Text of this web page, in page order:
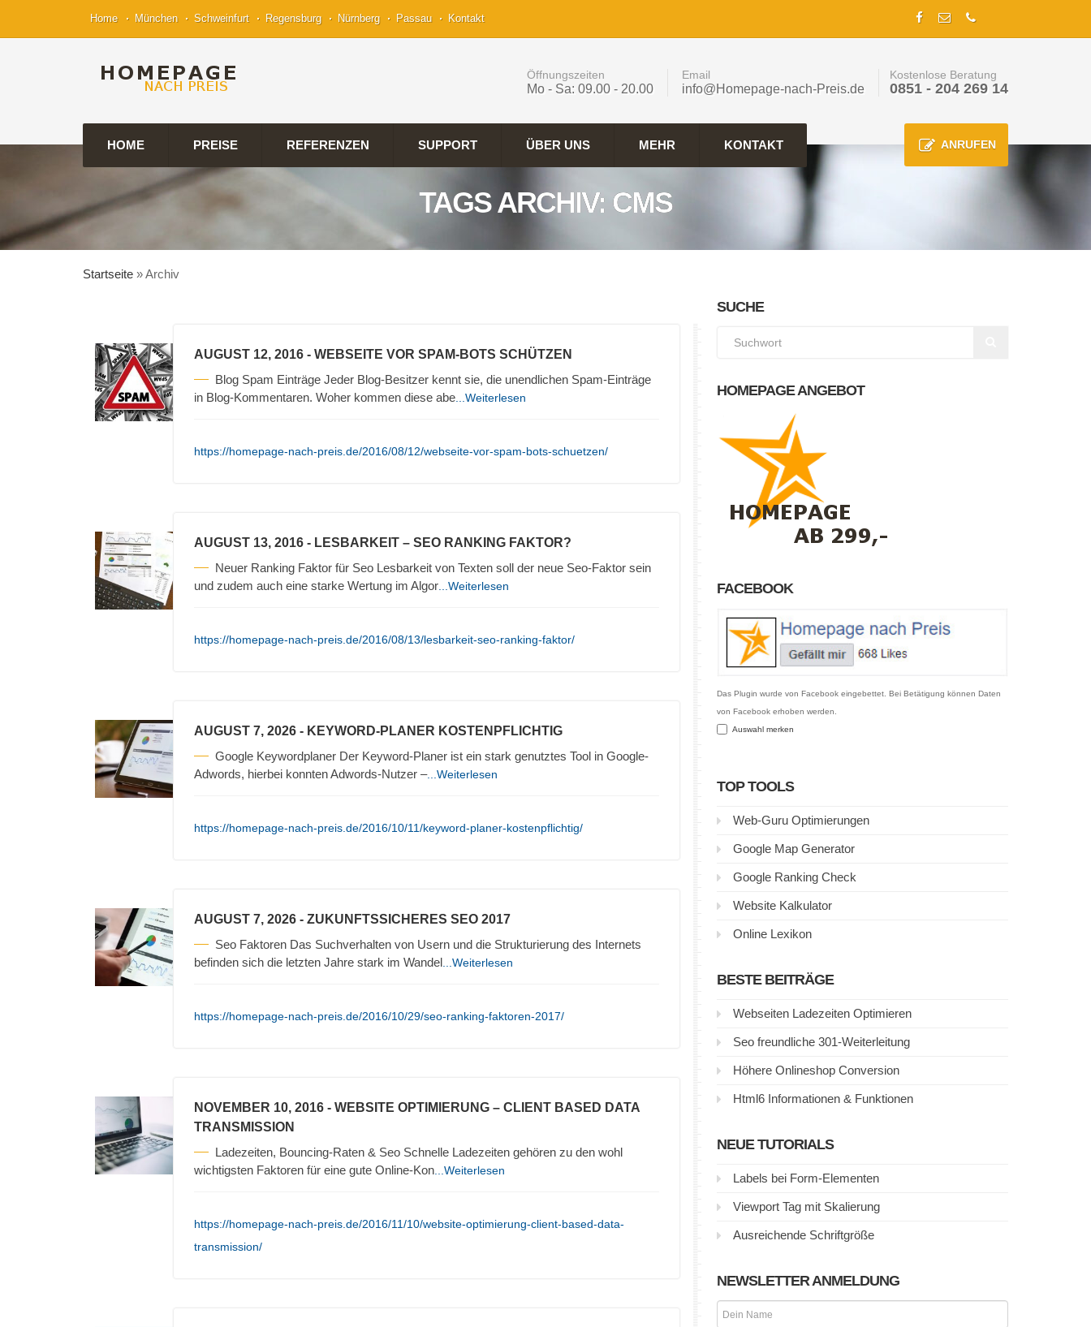
Home München Schweinfurt Regensburg Nürnberg Passau Kontakt
Öffnungszeiten
Mo - Sa: 09.00 - 20.00
Email
info@Homepage-nach-Preis.de
Kostenlose Beratung
0851 - 204 269 14
HOME PREISE REFERENZEN SUPPORT ÜBER UNS MEHR KONTAKT ANRUFEN
TAGS ARCHIV: CMS
Startseite »Archiv
AUGUST 12, 2016 - WEBSEITE VOR SPAM-BOTS SCHÜTZEN
Blog Spam Einträge Jeder Blog-Besitzer kennt sie, die unendlichen Spam-Einträge
in Blog-Kommentaren. Woher kommen diese abe ...Weiterlesen
https://homepage-nach-preis.de/2016/08/12/webseite-vor-spam-bots-schuetzen/
AUGUST 13, 2016 - LESBARKEIT – SEO RANKING FAKTOR?
Neuer Ranking Faktor für Seo Lesbarkeit von Texten soll der neue Seo-Faktor sein
und zudem auch eine starke Wertung im Algor ...Weiterlesen
https://homepage-nach-preis.de/2016/08/13/lesbarkeit-seo-ranking-faktor/
AUGUST 7, 2026 - KEYWORD-PLANER KOSTENPFLICHTIG
Google Keywordplaner Der Keyword-Planer ist ein stark genutztes Tool in Google-
Adwords, hierbei konnten Adwords-Nutzer –...Weiterlesen
https://homepage-nach-preis.de/2016/10/11/keyword-planer-kostenpflichtig/
AUGUST 7, 2026 - ZUKUNFTSSICHERES SEO 2017
Seo Faktoren Das Suchverhalten von Usern und die Strukturierung des Internets
befinden sich die letzten Jahre stark im Wandel ...Weiterlesen
https://homepage-nach-preis.de/2016/10/29/seo-ranking-faktoren-2017/
NOVEMBER 10, 2016 - WEBSITE OPTIMIERUNG – CLIENT BASED DATA
TRANSMISSION
Ladezeiten, Bouncing-Raten & Seo Schnelle Ladezeiten gehören zu den wohl
wichtigsten Faktoren für eine gute Online-Kon ...Weiterlesen
https://homepage-nach-preis.de/2016/11/10/website-optimierung-client-based-data-
transmission/
SUCHE
HOMEPAGE ANGEBOT
FACEBOOK
Das Plugin wurde von Facebook eingebettet. Bei Betätigung können Daten
von Facebook erhoben werden.
Auswahl merken
TOP TOOLS
Web-Guru Optimierungen
Google Map Generator
Google Ranking Check
Website Kalkulator
Online Lexikon
BESTE BEITRÄGE
Webseiten Ladezeiten Optimieren
Seo freundliche 301-Weiterleitung
Höhere Onlineshop Conversion
Html6 Informationen & Funktionen
NEUE TUTORIALS
Labels bei Form-Elementen
Viewport Tag mit Skalierung
Ausreichende Schriftgröße
NEWSLETTER ANMELDUNG